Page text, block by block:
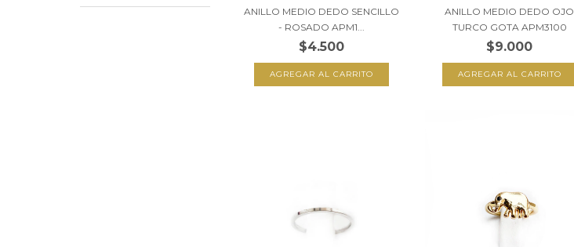
ANILLO MEDIO DEDO SENCILLO
- ROSADO APM1...
$4.500
ANILLO MEDIO DEDO OJO
TURCO GOTA APM3100
$9.000